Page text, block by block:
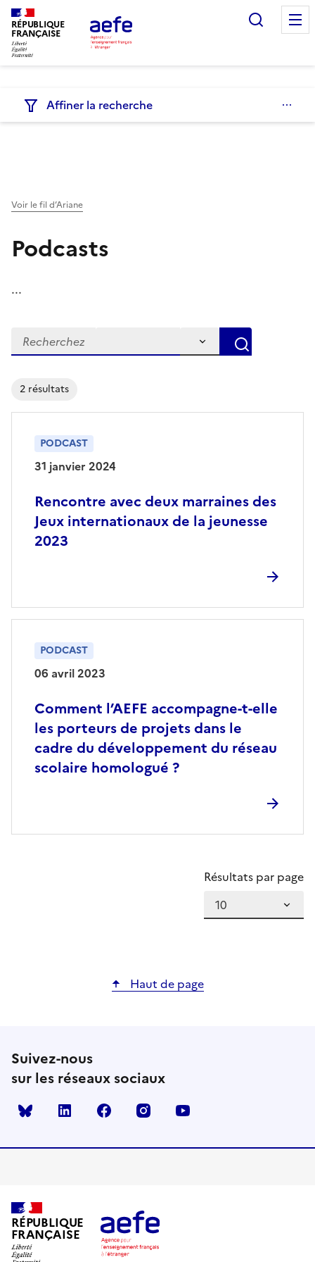
Aller
au
contenu
principal
RÉPUBLIQUE
FRANÇAISE
Affiner la recherche
Voir le fil d’Ariane
Podcasts
...
Résultats par page
2 résultats
Rencontre avec deux marraines des
Jeux internationaux de la jeunesse
2023
PODCAST
31 janvier 2024
Comment l’AEFE accompagne-t-elle
les porteurs de projets dans le
cadre du développement du réseau
scolaire homologué ?
PODCAST
06 avril 2023
Résultats par page
Haut de page
Suivez-nous
sur les réseaux sociaux
Bluesky linkedin facebook instagram
RÉPUBLIQUE
FRANÇAISE